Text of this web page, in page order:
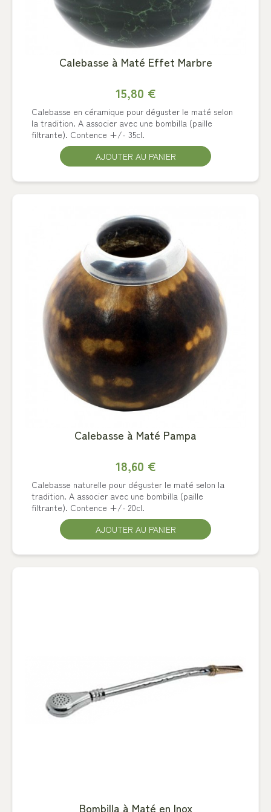
Calebasse à Maté Effet Marbre
15,80 €
Calebasse en céramique pour déguster le maté selon
la tradition. A associer avec une bombilla (paille
filtrante). Contence +/- 35cl.
AJOUTER AU PANIER
Calebasse à Maté Pampa
18,60 €
Calebasse naturelle pour déguster le maté selon la
tradition. A associer avec une bombilla (paille
filtrante). Contence +/- 20cl.
AJOUTER AU PANIER
Bombilla à Maté en Inox